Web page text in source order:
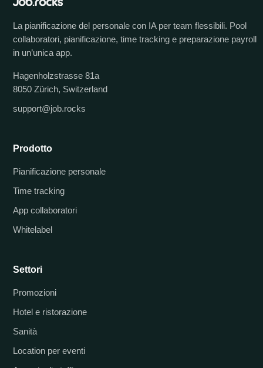
La pianificazione del personale con IA per team flessibili. Pool
collaboratori, pianificazione, time tracking e preparazione payroll
in un’unica app.
Hagenholzstrasse 81a
8050 Zürich, Switzerland
support@job.rocks
Prodotto
Pianificazione personale
Time tracking
App collaboratori
Whitelabel
Settori
Promozioni
Hotel e ristorazione
Sanità
Location per eventi